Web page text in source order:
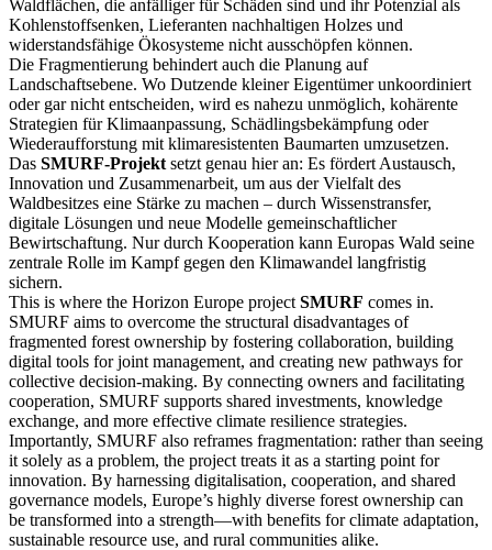
Waldflächen, die anfälliger für Schäden sind und ihr Potenzial als
Kohlenstoffsenken, Lieferanten nachhaltigen Holzes und
widerstandsfähige Ökosysteme nicht ausschöpfen können.
Die Fragmentierung behindert auch die Planung auf
Landschaftsebene. Wo Dutzende kleiner Eigentümer unkoordiniert
oder gar nicht entscheiden, wird es nahezu unmöglich, kohärente
Strategien für Klimaanpassung, Schädlingsbekämpfung oder
Wiederaufforstung mit klimaresistenten Baumarten umzusetzen.
Das SMURF-Projekt setzt genau hier an: Es fördert Austausch,
Innovation und Zusammenarbeit, um aus der Vielfalt des
Waldbesitzes eine Stärke zu machen – durch Wissenstransfer,
digitale Lösungen und neue Modelle gemeinschaftlicher
Bewirtschaftung. Nur durch Kooperation kann Europas Wald seine
zentrale Rolle im Kampf gegen den Klimawandel langfristig
sichern.
This is where the Horizon Europe project SMURF comes in.
SMURF aims to overcome the structural disadvantages of
fragmented forest ownership by fostering collaboration, building
digital tools for joint management, and creating new pathways for
collective decision-making. By connecting owners and facilitating
cooperation, SMURF supports shared investments, knowledge
exchange, and more effective climate resilience strategies.
Importantly, SMURF also reframes fragmentation: rather than seeing
it solely as a problem, the project treats it as a starting point for
innovation. By harnessing digitalisation, cooperation, and shared
governance models, Europe’s highly diverse forest ownership can
be transformed into a strength—with benefits for climate adaptation,
sustainable resource use, and rural communities alike.